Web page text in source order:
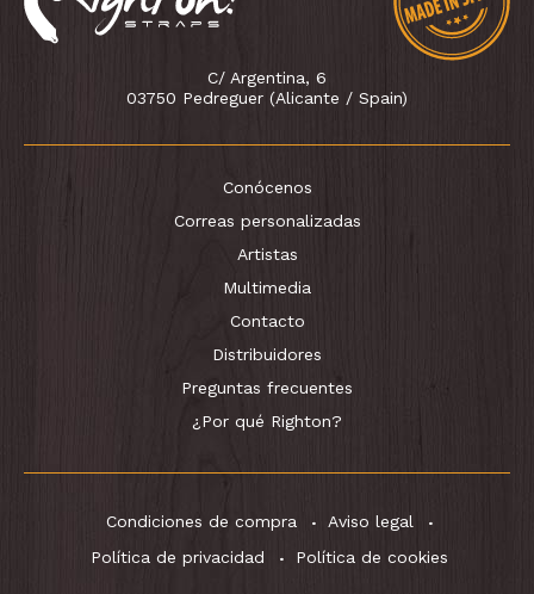
C/ Argentina, 6
03750 Pedreguer (Alicante / Spain)
Conócenos
Correas personalizadas
Artistas
Multimedia
Contacto
Distribuidores
Preguntas frecuentes
¿Por qué Righton?
Condiciones de compra
Aviso legal
Política de privacidad
Política de cookies